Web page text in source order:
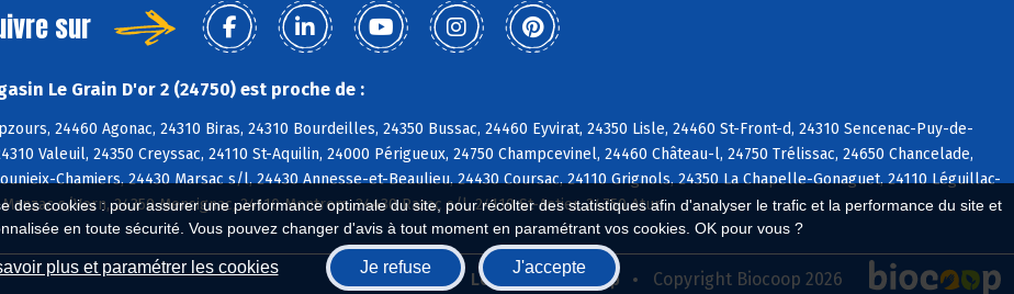
des cookies : pour assurer une performance optimale du site, pour récolter des statistiques afin d'analyser le trafic et la performance du site et
en toute sécurité. Vous pouvez changer d'avis à tout moment en paramétrant vos cookies. OK pour vous ?
plus et paramétrer les cookies Je refuse J'accepte
sur
Le Grain D'or 2 (24750) est proche de :
24460 Agonac, 24310 Biras, 24310 Bourdeilles, 24350 Bussac, 24460 Eyvirat, 24350 Lisle, 24460 St-Front-d, 24310 Sencenac-Puy-de-
Valeuil, 24350 Creyssac, 24110 St-Aquilin, 24000 Périgueux, 24750 Champcevinel, 24460 Château-l, 24750 Trélissac, 24650 Chancelade,
Chamiers, 24430 Marsac s/l, 24430 Annesse-et-Beaulieu, 24430 Coursac, 24110 Grignols, 24350 La Chapelle-Gonaguet, 24110 Léguillac-
s/Vern, 24350 Mensignac, 24110 Montrem, 24430 Razac s/l, 24110 St-Astier, 24750 Atur
Biocoop.fr Le réseau Biocoop Copyright Biocoop 2026